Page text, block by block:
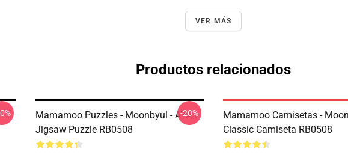
VER MÁS
Productos relacionados
Mamamoo Puzzles - Moonbyul - AYA
Jigsaw Puzzle RB0508
-20%
Mamamoo Camisetas -
Classic Camiseta RB0508